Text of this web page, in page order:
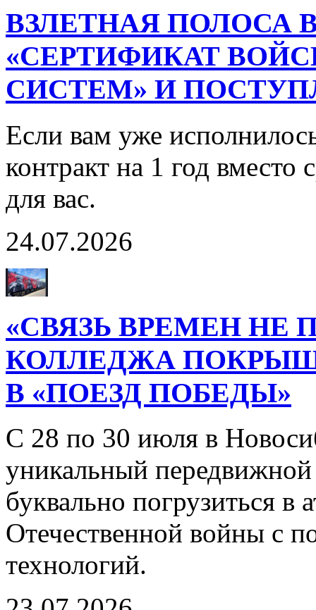
ВЗЛЕТНАЯ ПОЛОСА
«СЕРТИФИКАТ
СИСТЕМ» И
Если вам уже
контракт на 1 год
для вас.
24.07.2026
«СВЯЗЬ ВРЕМЕН НЕ
КОЛЛЕДЖА
В «ПОЕЗД ПОБЕДЫ»
С 28 по 30 июля в
уникальный
буквально погрузиться
Отечественной войны с
технологий.